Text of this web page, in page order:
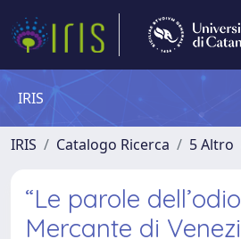
IRIS
IRIS Catalogo Ricerca 5 Altro
“Le parole
Mercante di